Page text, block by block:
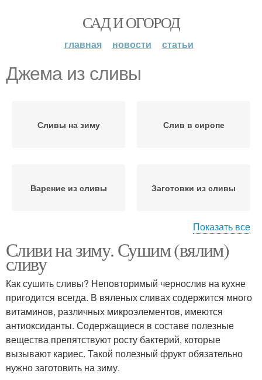
САД И ОГОРОД
главная новости статьи
Джема из сливы
Сливы на зиму Слив в сиропе
Варение из сливы Заготовки из сливы
Джемы из сливы Джемы с пектином
Слив с шоколадом Джемы с орехами
Показать все
Сливи на зиму. Сушим (вялим)
сливу
Как сушить сливы? Неповторимый чернослив на кухне
пригодится всегда. В вяленых сливах содержится много
витаминов, различных микроэлементов, имеются
антиоксиданты. Содержащиеся в составе полезные
вещества препятствуют росту бактерий, которые
вызывают кариес. Такой полезный фрукт обязательно
нужно заготовить на зиму.